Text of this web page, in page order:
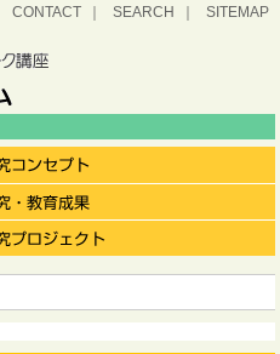
CONTACT SEARCH SITEMAP